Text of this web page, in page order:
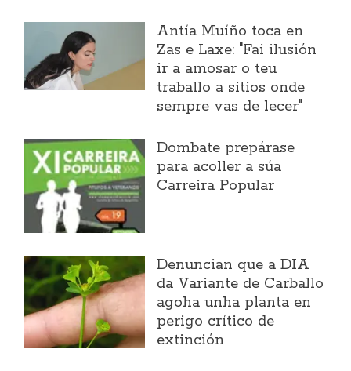
Antía Muíño toca en
Zas e Laxe: "Fai ilusión
ir a amosar o teu
traballo a sitios onde
sempre vas de lecer"
Dombate prepárase
para acoller a súa
Carreira Popular
Denuncian que a DIA
da Variante de Carballo
agoha unha planta en
perigo crítico de
extinción